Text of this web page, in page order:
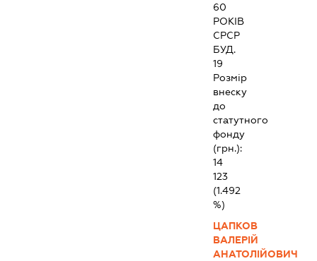
60
РОКІВ
СРСР
БУД.
19
Розмір
внеску
до
статутного
фонду
(грн.):
14
123
(1.492
%)
ЦАПКОВ
ВАЛЕРІЙ
АНАТОЛІЙОВИЧ